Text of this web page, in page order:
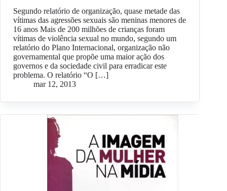
Segundo relatório de organização, quase metade das
vítimas das agressões sexuais são meninas menores de
16 anos Mais de 200 milhões de crianças foram
vítimas de violência sexual no mundo, segundo um
relatório do Plano Internacional, organização não
governamental que propõe uma maior ação dos
governos e da sociedade civil para erradicar este
problema. O relatório “O […]
mar 12, 2013